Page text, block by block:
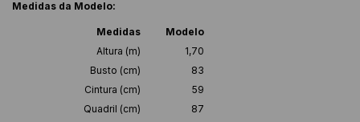
Medidas da Modelo:
Medidas
Modelo
Altura (m)
1,70
Busto (cm)
83
Cintura (cm)
59
Quadril (cm)
87